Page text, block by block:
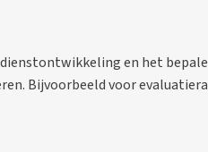
en het
Bijvoorbeeld voor